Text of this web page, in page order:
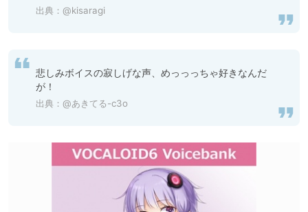
出典： @kisaragi
悲しみボイスの寂しげな声、めっっっちゃ好きなんだ
が！
出典： @あきてる-c3o